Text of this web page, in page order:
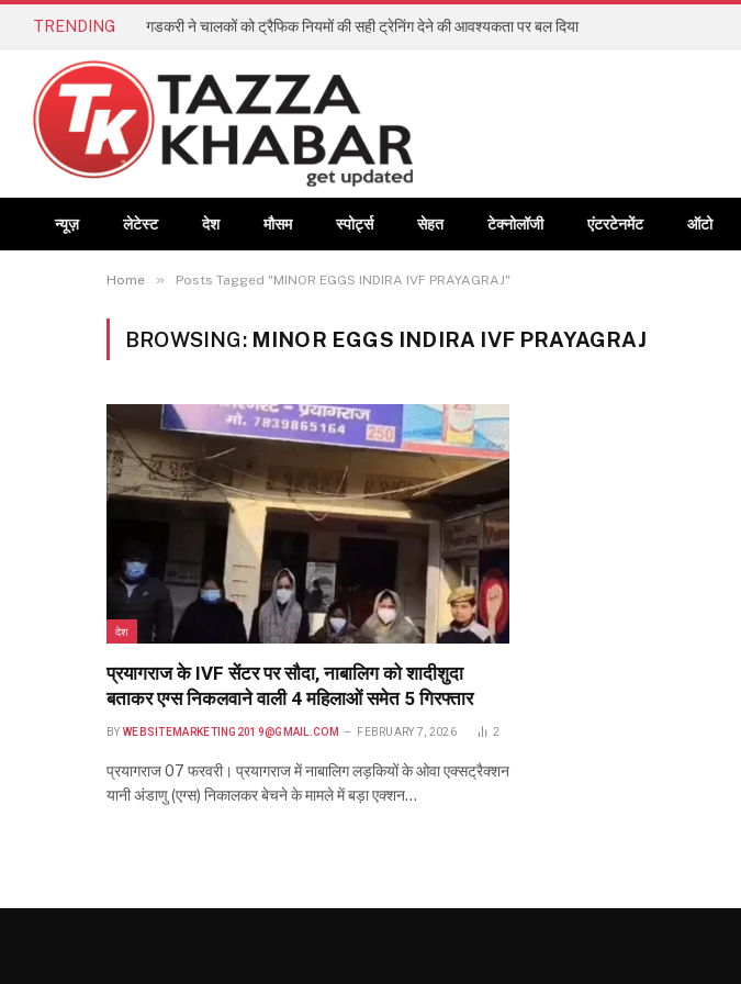
TRENDING गडकरी ने चालकों को ट्रैफिक नियमों की सही ट्रेनिंग देने की आवश्यकता पर बल दिया
न्यूज़ लेटेस्ट देश मौसम स्पोर्ट्स सेहत टेक्नोलॉजी एंटरटेनमेंट ऑटो
Home » Posts Tagged "MINOR EGGS INDIRA IVF PRAYAGRAJ"
BROWSING: MINOR EGGS INDIRA IVF PRAYAGRAJ
देश
प्रयागराज के IVF सेंटर पर सौदा, नाबालिग को शादीशुदा
बताकर एग्स निकलवाने वाली 4 महिलाओं समेत 5 गिरफ्तार
BY WEBSITEMARKETING2019@GMAIL.COM FEBRUARY 7, 2026 2
प्रयागराज 07 फरवरी। प्रयागराज में नाबालिग लड़कियों के ओवा एक्सट्रैक्शन
यानी अंडाणु (एग्स) निकालकर बेचने के मामले में बड़ा एक्शन…